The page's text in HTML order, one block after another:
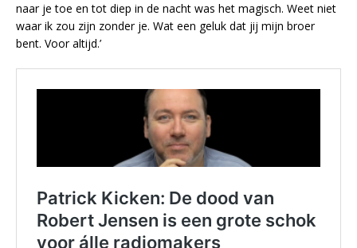
naar je toe en tot diep in de nacht was het magisch. Weet niet
waar ik zou zijn zonder je. Wat een geluk dat jij mijn broer
bent. Voor altijd.’